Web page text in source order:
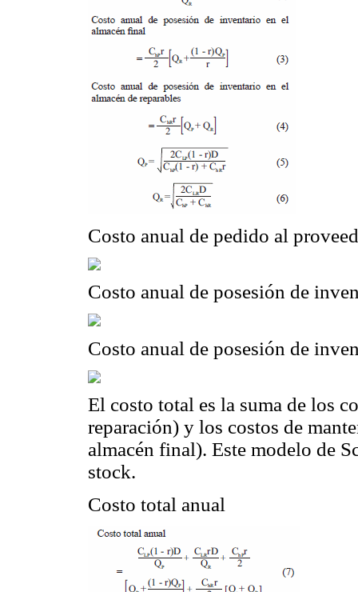
Costo anual de pedido al
Costo anual de posesión de
Costo anual de posesión de
El costo total es la suma de los
reparación) y los costos de
almacén final). Este modelo de
stock.
Costo total anual